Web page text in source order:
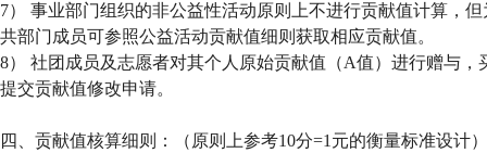
7） 事业部门组织的非公益性活动原则上不进行贡献值计算，
共部门成员可参照公益活动贡献值细则获取相应贡献值。
8） 社团成员及志愿者对其个人原始贡献值（A值）进行赠与
提交贡献值修改申请。
四、贡献值核算细则：（原则上参考10分=1元的衡量标准设计）